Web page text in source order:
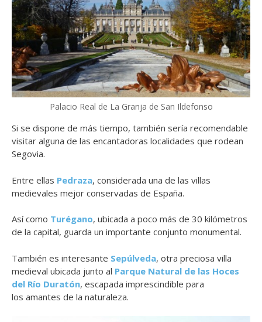
Palacio Real de La Granja de San Ildefonso
Si se dispone de más tiempo, también sería recomendable
visitar alguna de las encantadoras localidades que rodean
Segovia.
Entre ellas Pedraza, considerada una de las villas
medievales mejor conservadas de España.
Así como Turégano, ubicada a poco más de 30 kilómetros
de la capital, guarda un importante conjunto monumental.
También es interesante Sepúlveda, otra preciosa villa
medieval ubicada junto al Parque Natural de las Hoces
del Río Duratón, escapada imprescindible para
los amantes de la naturaleza.